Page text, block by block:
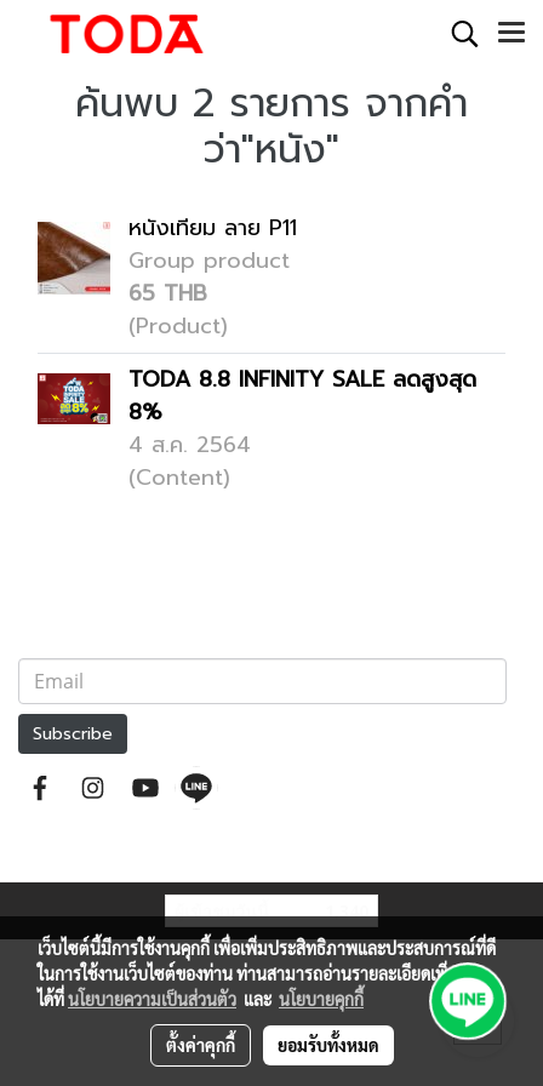
ค้นพบ 2 รายการ จากคำ
ว่า"หนัง"
หนังเทียม ลาย P11
Group product
65 THB
(Product)
TODA 8.8 INFINITY SALE ลดสูงสุด
8%
4 ส.ค. 2564
(Content)
Subscribe
ผู้เข้าชมวันนี้ 1,340
เว็บไซต์นี้มีการใช้งานคุกกี้ เพื่อเพิ่มประสิทธิภาพและประสบการณ์ที่ดี
ในการใช้งานเว็บไซต์ของท่าน ท่านสามารถอ่านรายละเอียดเพิ่มเติม
ได้ที่นโยบายความเป็นส่วนตัว และ นโยบายคุกกี้
ตั้งค่าคุกกี้ ยอมรับทั้งหมด